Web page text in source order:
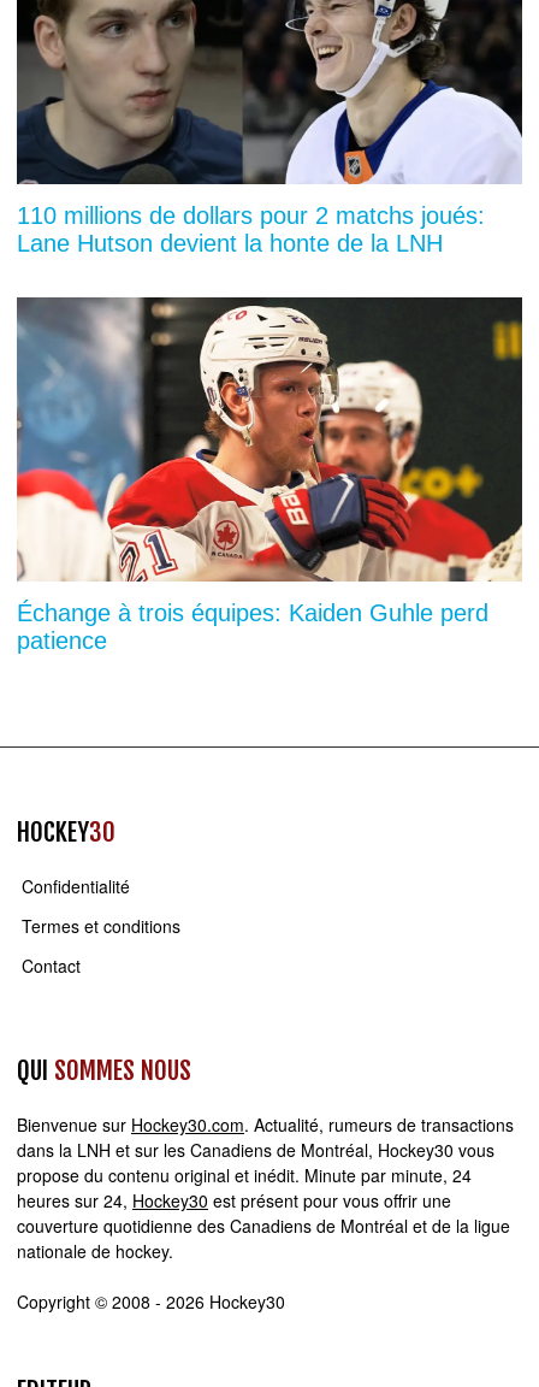
110 millions de dollars pour 2 matchs joués:
Lane Hutson devient la honte de la LNH
Échange à trois équipes: Kaiden Guhle perd
patience
HOCKEY30
Confidentialité
Termes et conditions
Contact
QUI SOMMES NOUS
Bienvenue sur Hockey30.com. Actualité, rumeurs de transactions
dans la LNH et sur les Canadiens de Montréal, Hockey30 vous
propose du contenu original et inédit. Minute par minute, 24
heures sur 24, Hockey30 est présent pour vous offrir une
couverture quotidienne des Canadiens de Montréal et de la ligue
nationale de hockey.
Copyright © 2008 - 2026 Hockey30